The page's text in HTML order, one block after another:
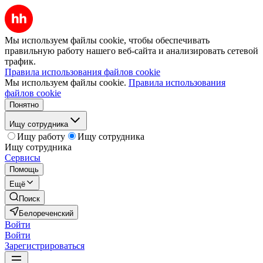
Мы используем файлы cookie, чтобы обеспечивать
правильную работу нашего веб-сайта и анализировать сетевой
трафик.
Правила использования файлов cookie
Мы используем файлы cookie. Правила использования
файлов cookie
Понятно
Ищу сотрудника
Ищу работу
Ищу сотрудника
Ищу сотрудника
Сервисы
Помощь
Ещё
Поиск
Белореченский
Войти
Войти
Зарегистрироваться